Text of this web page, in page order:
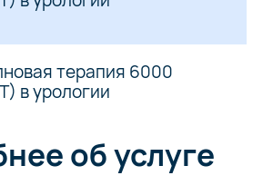
терапия 6000
в урологии
об услуге